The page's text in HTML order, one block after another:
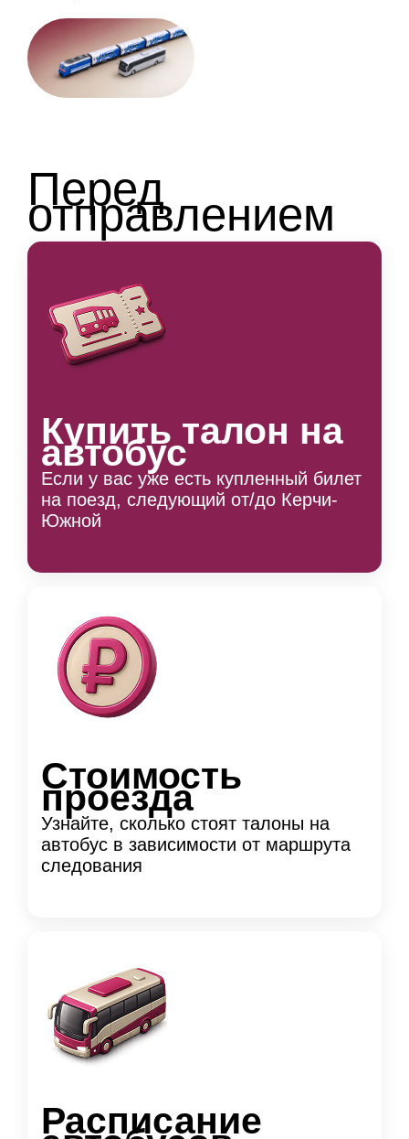
Перед
отправлением
Купить талон на
автобус
Если у вас уже есть купленный билет
на поезд, следующий от/до Керчи-
Южной
Стоимость
проезда
Узнайте, сколько стоят талоны на
автобус в зависимости от маршрута
следования
Расписание